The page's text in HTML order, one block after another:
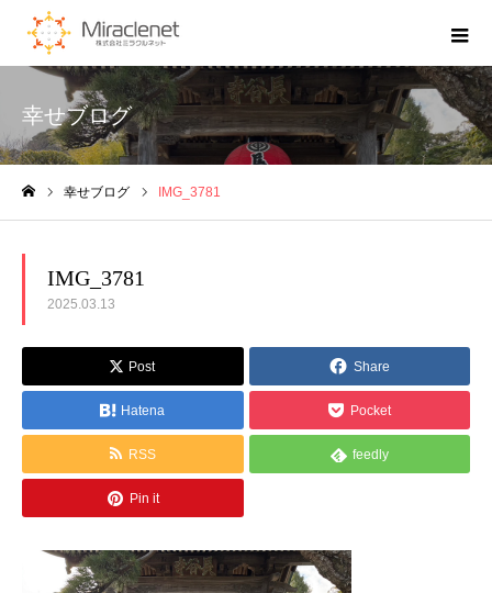
幸せブログ
幸せブログ IMG_3781
IMG_3781
2025.03.13
Post Share
Hatena Pocket
RSS feedly
Pin it